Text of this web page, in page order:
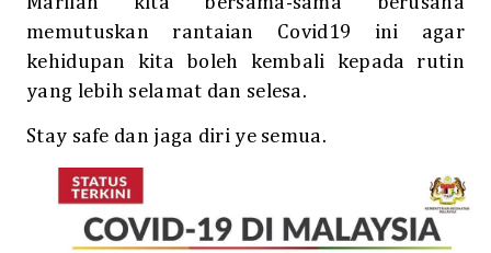
memutuskan rantaian Covid19 ini agar
kehidupan kita boleh kembali kepada rutin
yang lebih selamat dan selesa.
Stay safe dan jaga diri ye semua.